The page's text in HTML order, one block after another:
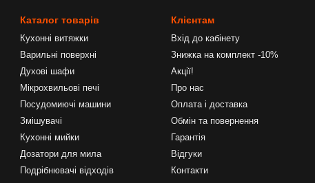
Каталог товарів
Кухонні витяжки
Варильні поверхні
Духові шафи
Мікрохвильові печі
Посудомиючі машини
Змішувачі
Кухонні мийки
Дозатори для мила
Подрібнювачі відходів
Клієнтам
Вхід до кабінету
Знижка на комплект -10%
Акції!
Про нас
Оплата і доставка
Обмін та повернення
Гарантія
Відгуки
Контакти